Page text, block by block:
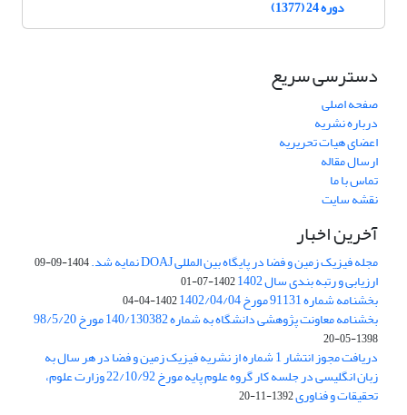
دوره 24 (1377)
دسترسی سریع
صفحه اصلی
درباره نشریه
اعضای هیات تحریریه
ارسال مقاله
تماس با ما
نقشه سایت
آخرین اخبار
مجله فیزیک زمین و فضا در پایگاه بین المللی DOAJ نمایه شد. 1404-09-09
ارزیابی و رتبه بندی سال 1402 1402-07-01
بخشنامه شماره 91131 مورخ 1402/04/04 1402-04-04
بخشنامه معاونت پژوهشی دانشگاه به شماره 140/130382 مورخ 98/5/20
1398-05-20
دریافت مجوز انتشار 1 شماره از نشریه فیزیک زمین و فضا در هر سال به
زبان انگلیسی در جلسه کار گروه علوم پایه مورخ 22/10/92 وزارت علوم،
تحقیقات و فناوری1392-11-20